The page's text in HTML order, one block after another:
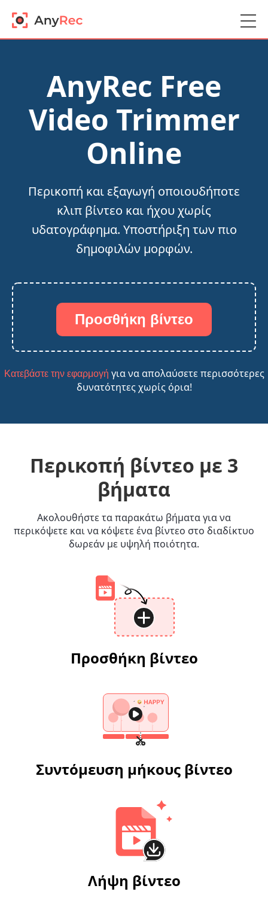
AnyRec Free
Video Trimmer
Online
Περικοπή και εξαγωγή οποιουδήποτε
κλιπ βίντεο και ήχου χωρίς
υδατογράφημα. Υποστήριξη των πιο
δημοφιλών μορφών.
Προσθήκη βίντεο
Κατεβάστε την εφαρμογή για να απολαύσετε περισσότερες
δυνατότητες χωρίς όρια!
Περικοπή βίντεο με 3
βήματα
Ακολουθήστε τα παρακάτω βήματα για να
περικόψετε και να κόψετε ένα βίντεο στο διαδίκτυο
δωρεάν με υψηλή ποιότητα.
Προσθήκη βίντεο
Συντόμευση μήκους βίντεο
Λήψη βίντεο